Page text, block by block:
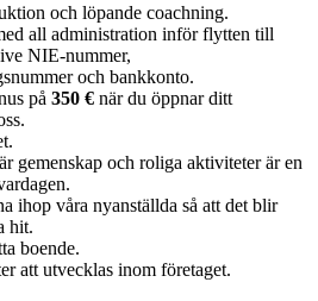
och löpande coachning.
all administration inför flytten till
NIE-nummer,
och bankkonto.
på 350 € när du öppnar ditt
gemenskap och roliga aktiviteter är en
ihop våra nyanställda så att det blir
hit.
boende.
att utvecklas inom företaget.